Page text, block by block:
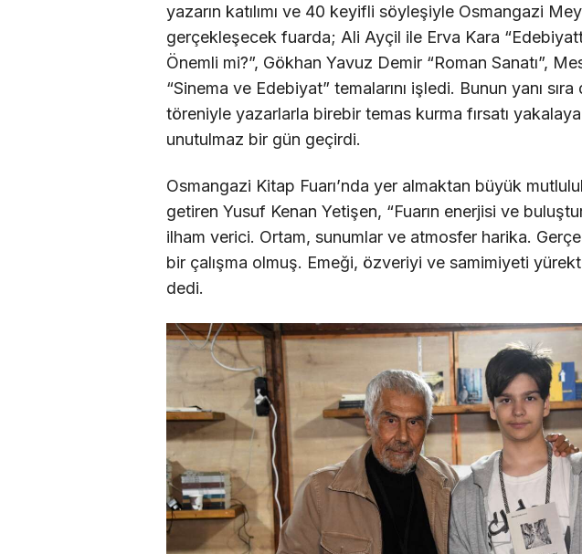
yazarın katılımı ve 40 keyifli söyleşiyle Osmangazi
gerçekleşecek fuarda; Ali Ayçil ile Erva Kara
Önemli mi?”, Gökhan Yavuz Demir “Roman Sanatı”,
“Sinema ve Edebiyat” temalarını işledi. Bunun yanı
töreniyle yazarlarla birebir temas kurma fırsatı
unutulmaz bir gün geçirdi.
Osmangazi Kitap Fuarı’nda yer almaktan büyük
getiren Yusuf Kenan Yetişen, “Fuarın enerjisi ve
ilham verici. Ortam, sunumlar ve atmosfer harika.
bir çalışma olmuş. Emeği, özveriyi ve samimiyeti
dedi.